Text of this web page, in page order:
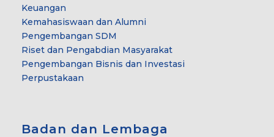
Keuangan
Kemahasiswaan dan Alumni
Pengembangan SDM
Riset dan Pengabdian Masyarakat
Pengembangan Bisnis dan Investasi
Perpustakaan
Badan dan Lembaga